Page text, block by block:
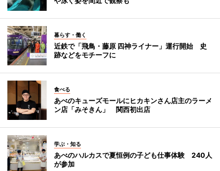
暮らす・働く
近鉄で「飛鳥・藤原 四神ライナー」運行開始 史
跡などをモチーフに
食べる
あべのキューズモールにヒカキンさん店主のラーメ
ン店「みそきん」 関西初出店
学ぶ・知る
あべのハルカスで夏恒例の子ども仕事体験 240人
が参加